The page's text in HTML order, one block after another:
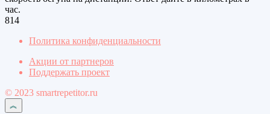
час.
814
Политика конфиденциальности
Акции от партнеров
Поддержать проект
© 2023 smartrepetitor.ru